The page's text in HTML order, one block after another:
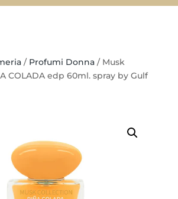
/ Profumi Donna/ Musk
COLADA edp 60ml. spray by Gulf